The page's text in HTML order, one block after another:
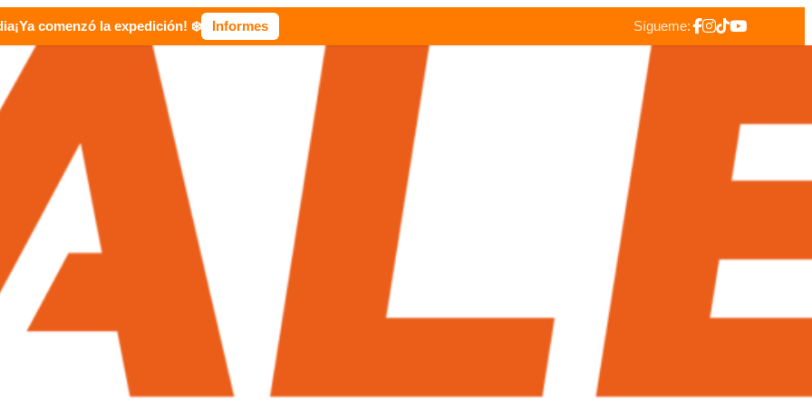
¡Ya comenzó la expedición! ❄️ Informes
Sígueme: